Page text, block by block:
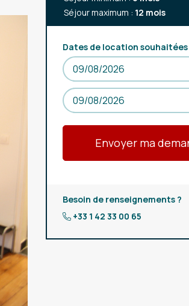
Séjour maximum : 12 mois
Dates de location souhaitées
Besoin de renseignements ?
+33 1 42 33 00 65